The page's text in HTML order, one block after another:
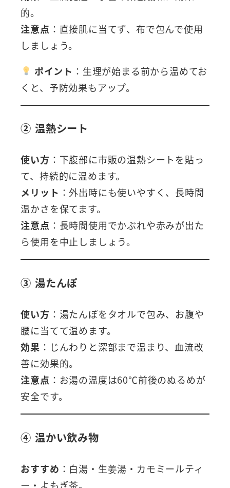
的。
注意点 ：直接肌に当てず、布で包んで使用
しましょう。
ポイント ：生理が始まる前から温めてお
くと、予防効果もアップ。
② 温熱シート
使い方 ：下腹部に市販の温熱シートを貼っ
て、持続的に温めます。
メリット ：外出時にも使いやすく、長時間
温かさを保てます。
注意点 ：長時間使用でかぶれや赤みが出た
ら使用を中止しましょう。
③ 湯たんぽ
使い方 ：湯たんぽをタオルで包み、お腹や
腰に当てて温めます。
効果 ：じんわりと深部まで温まり、血流改
善に効果的。
注意点 ：お湯の温度は60℃前後のぬるめが
安全です。
④ 温かい飲み物
おすすめ ：白湯・生姜湯・カモミールティ
ー・よもぎ茶。